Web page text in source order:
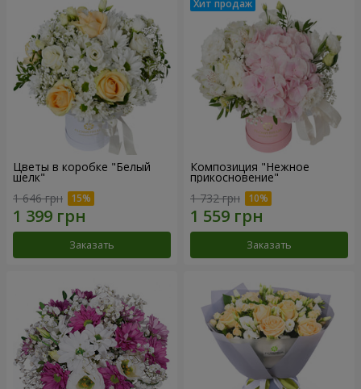
Цветы в коробке "Белый
шелк"
1 646 грн
Заказать
Композиция "Нежное
прикосновение"
1 732 грн
Заказать